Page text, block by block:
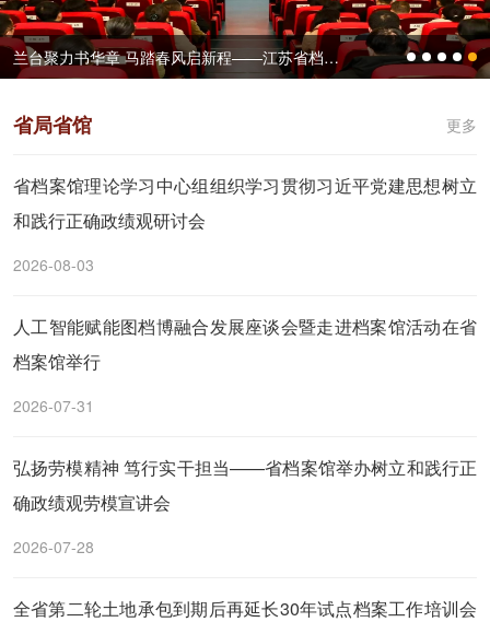
兰台聚力书华章 马踏春风启新程——江苏省档案馆召开2025年度总结表彰大会
省局省馆 更多
省档案馆理论学习中心组组织学习贯彻习近平党建思想树立
和践行正确政绩观研讨会
2026-08-03
人工智能赋能图档博融合发展座谈会暨走进档案馆活动在省
档案馆举行
2026-07-31
弘扬劳模精神 笃行实干担当——省档案馆举办树立和践行正
确政绩观劳模宣讲会
2026-07-28
全省第二轮土地承包到期后再延长30年试点档案工作培训会